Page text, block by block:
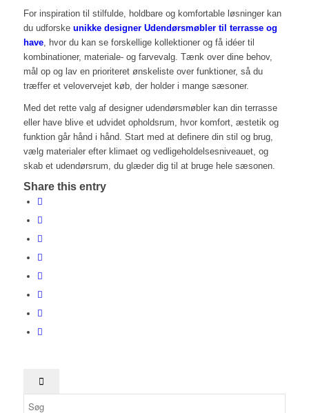
For inspiration til stilfulde, holdbare og komfortable løsninger kan
du udforske unikke designer Udendørsmøbler til terrasse og
have, hvor du kan se forskellige kollektioner og få idéer til
kombinationer, materiale- og farvevalg. Tænk over dine behov,
mål op og lav en prioriteret ønskeliste over funktioner, så du
træffer et velovervejet køb, der holder i mange sæsoner.
Med det rette valg af designer udendørsmøbler kan din terrasse
eller have blive et udvidet opholdsrum, hvor komfort, æstetik og
funktion går hånd i hånd. Start med at definere din stil og brug,
vælg materialer efter klimaet og vedligeholdelsesniveauet, og
skab et udendørsrum, du glæder dig til at bruge hele sæsonen.
Share this entry